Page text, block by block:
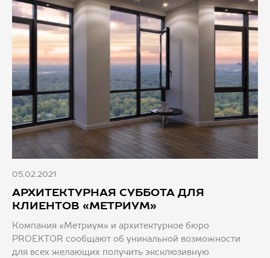
05.02.2021
АРХИТЕКТУРНАЯ СУББОТА ДЛЯ
КЛИЕНТОВ «МЕТРИУМ»
Компания «Метриум» и архитектурное бюро
PROEKTOR сообщают об уникальной возможности
для всех желающих получить эксклюзивную